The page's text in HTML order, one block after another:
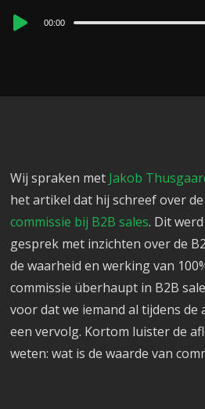
Audio
00:00
Wij spraken met Jakob
het artikel dat hij schreef over
commissie bij B2B sales. Dit
gesprek met inzichten over de
de waarheid en werking van
commissie überhaupt in B2B
voor dat we iemand al tijdens
een vervolg. Kortom luister de
weten: wat is de waarde van